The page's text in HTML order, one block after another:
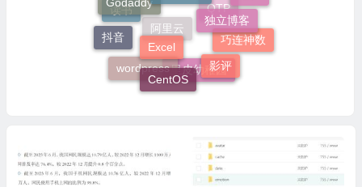
QTP
阿里云
读书
巧连神数
里皮幼稚园
wordpress
抖音
独立博客
影评
CentOS
Excel